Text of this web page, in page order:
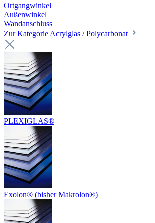
Ortgangwinkel
Außenwinkel
Wandanschluss
Zur Kategorie Acrylglas / Polycarbonat
PLEXIGLAS®
Exolon® (bisher Makrolon®)